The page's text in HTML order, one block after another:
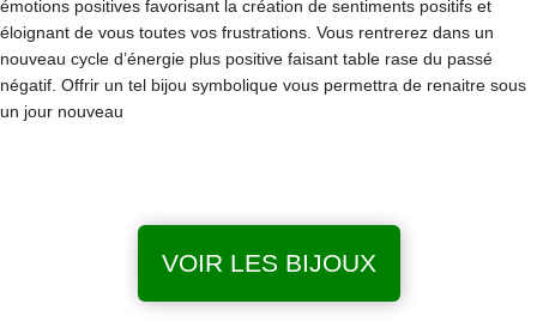
émotions positives favorisant la création de sentiments positifs et
éloignant de vous toutes vos frustrations. Vous rentrerez dans un
nouveau cycle d’énergie plus positive faisant table rase du passé
négatif. Offrir un tel bijou symbolique vous permettra de renaitre sous
un jour nouveau
VOIR LES BIJOUX